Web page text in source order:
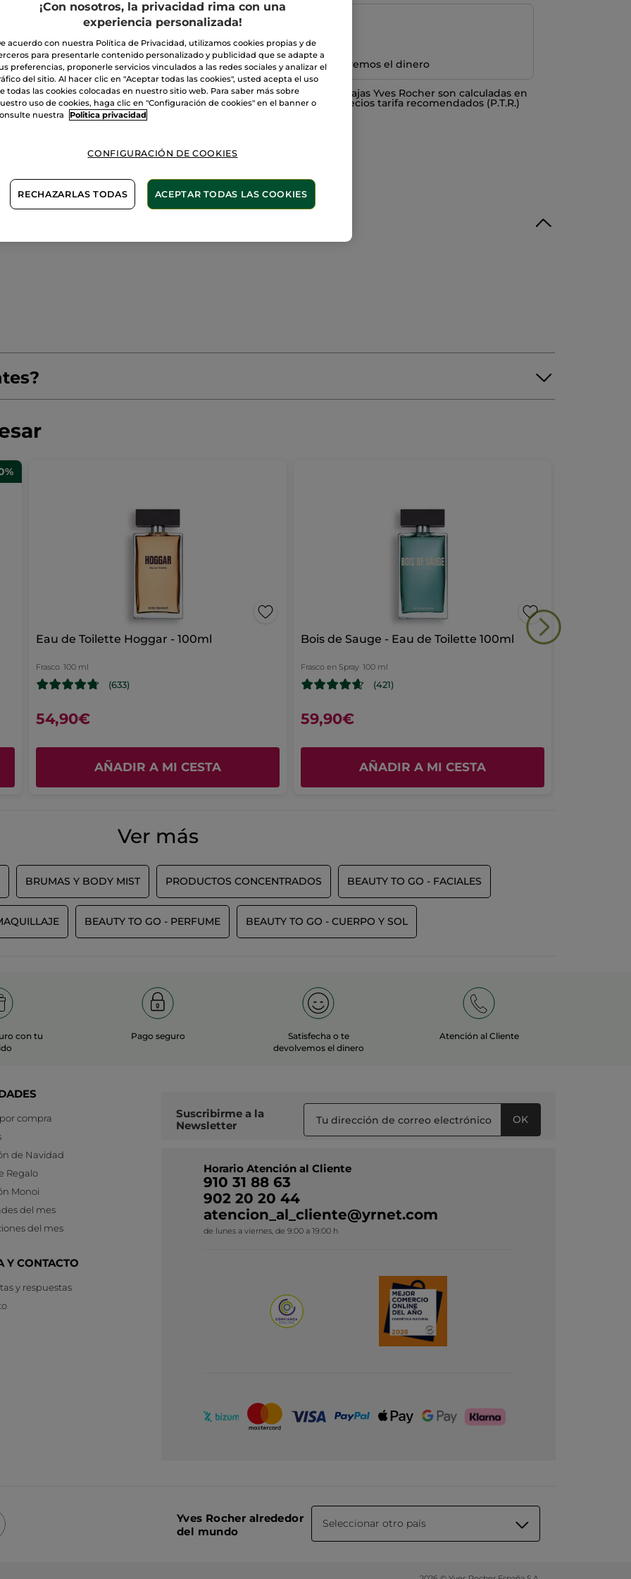
Pago Seguro
Satisfecho o te devolvemos el dinero
Las promociones o ventajas Yves Rocher son calculadas en
comparación con los Precios tarifa recomendados (P.T.R.)
Eau de Toilette Hoggar - 100ml
Frasco 100 ml
(633)
54,90€
AÑADIR A MI CESTA
Bois de Sauge - Eau de Toilette 100ml
Frasco en Spray 100 ml
(421)
59,90€
AÑADIR A MI CESTA
Ver más
BRUMAS Y BODY MIST PRODUCTOS CONCENTRADOS BEAUTY TO GO - FACIALES
BEAUTY TO GO - PERFUME BEAUTY TO GO - CUERPO Y SOL
con tu
Pago seguro
Satisfecha o te
devolvemos el dinero
Atención al Cliente
compra
de Navidad
Regalo
Monoi
del mes
del mes
Y CONTACTO
y respuestas
Suscribirme a la
Newsletter
OK
Horario Atención al Cliente
910 31 88 63
902 20 20 44
atencion_al_cliente@yrnet.com
de lunes a viernes, de 9:00 a 19:00 h
Yves Rocher alrededor
del mundo
Seleccionar otro país
¡Con nosotros, la privacidad rima con una
experiencia personalizada!
acuerdo con nuestra Política de Privacidad, utilizamos cookies propias y de
para presentarle contenido personalizado y publicidad que se adapte a
preferencias, proponerle servicios vinculados a las redes sociales y analizar el
del sitio. Al hacer clic en "Aceptar todas las cookies", usted acepta el uso
todas las cookies colocadas en nuestro sitio web. Para saber más sobre
uso de cookies, haga clic en "Configuración de cookies" en el banner o
nuestra
Politica privacidad
CONFIGURACIÓN DE COOKIES
RECHAZARLAS TODAS ACEPTAR TODAS LAS COOKIES